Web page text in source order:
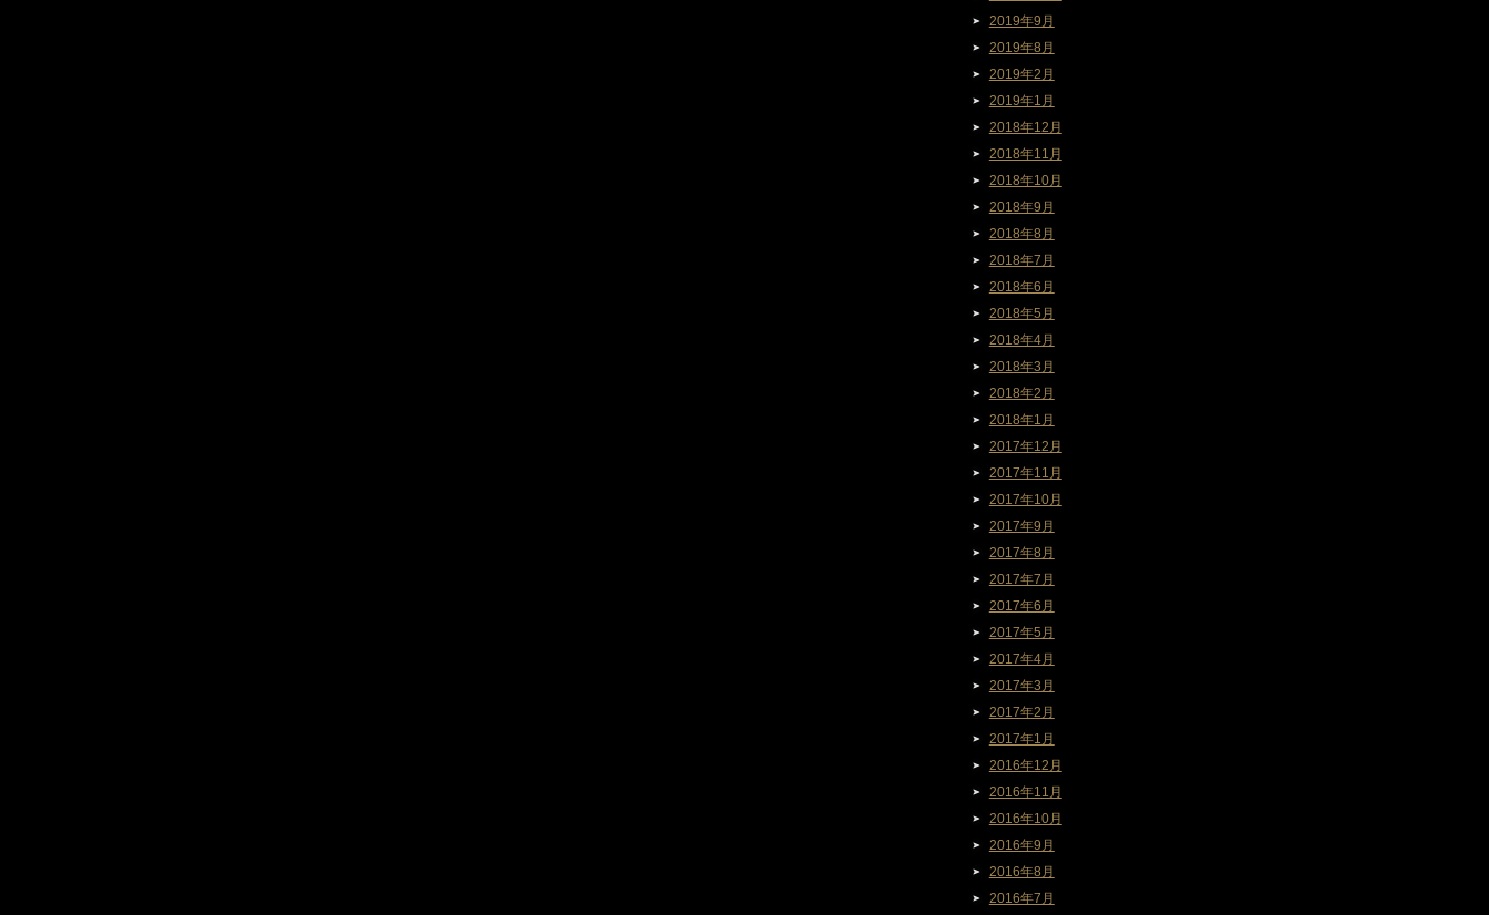
2019年9月
2019年8月
2019年2月
2019年1月
2018年12月
2018年11月
2018年10月
2018年9月
2018年8月
2018年7月
2018年6月
2018年5月
2018年4月
2018年3月
2018年2月
2018年1月
2017年12月
2017年11月
2017年10月
2017年9月
2017年8月
2017年7月
2017年6月
2017年5月
2017年4月
2017年3月
2017年2月
2017年1月
2016年12月
2016年11月
2016年10月
2016年9月
2016年8月
2016年7月